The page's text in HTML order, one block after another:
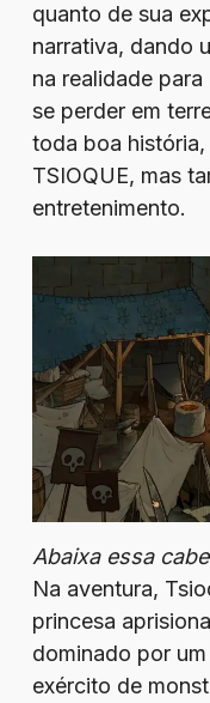
quanto de sua
narrativa, dando
na realidade
se perder em
toda boa
TSIOQUE, mas
entretenimento.
Abaixa essa
Na aventura,
princesa
dominado por
exército de